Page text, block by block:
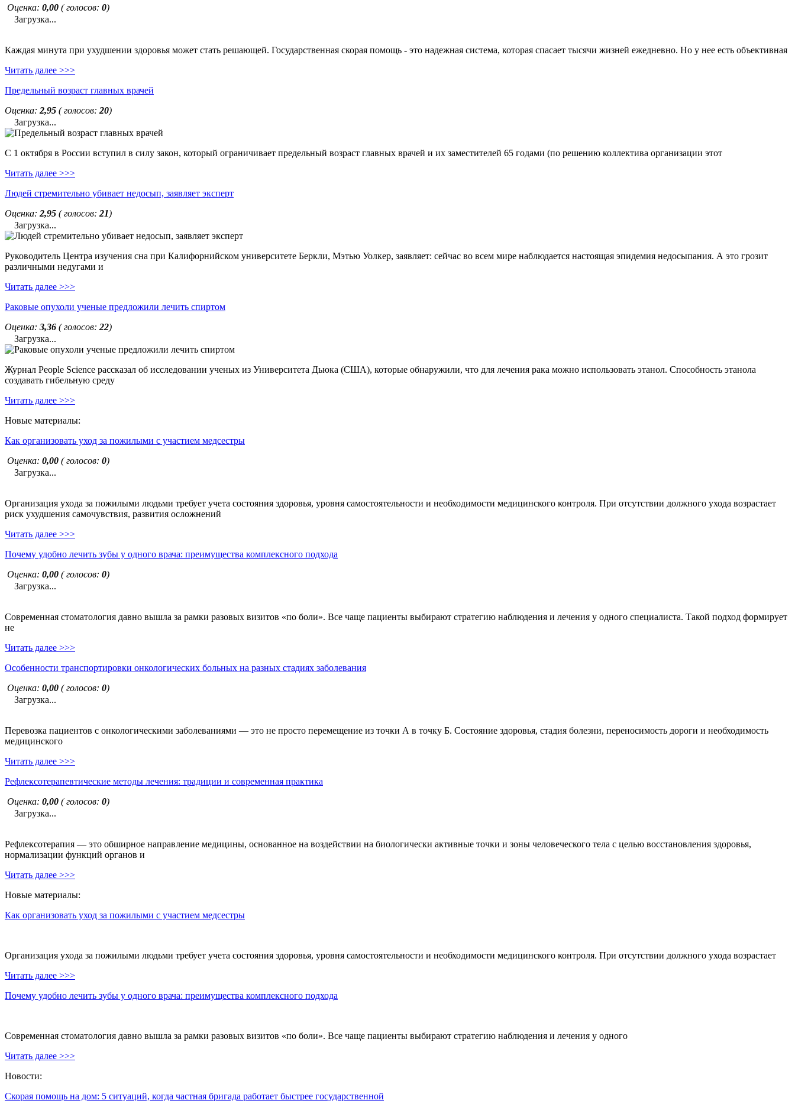
Оценка: 0,00 ( голосов: 0)
Загрузка...
Каждая минута при ухудшении здоровья может стать решающей. Государственная скорая помощь - это надежная система, которая спасает тысячи жизней ежедневно. Но у нее есть объективная
Читать далее >>>
Предельный возраст главных врачей
Оценка: 2,95 ( голосов: 20)
Загрузка...
С 1 октября в России вступил в силу закон, который ограничивает предельный возраст главных врачей и их заместителей 65 годами (по решению коллектива организации этот
Читать далее >>>
Людей стремительно убивает недосып, заявляет эксперт
Оценка: 2,95 ( голосов: 21)
Загрузка...
Руководитель Центра изучения сна при Калифорнийском университете Беркли, Мэтью Уолкер, заявляет: сейчас во всем мире наблюдается настоящая эпидемия недосыпания. А это грозит
различными недугами и
Читать далее >>>
Раковые опухоли ученые предложили лечить спиртом
Оценка: 3,36 ( голосов: 22)
Загрузка...
Журнал People Science рассказал об исследовании ученых из Университета Дьюка (США), которые обнаружили, что для лечения рака можно использовать этанол. Способность этанола
создавать гибельную среду
Читать далее >>>
Новые материалы:
Как организовать уход за пожилыми с участием медсестры
Оценка: 0,00 ( голосов: 0)
Загрузка...
Организация ухода за пожилыми людьми требует учета состояния здоровья, уровня самостоятельности и необходимости медицинского контроля. При отсутствии должного ухода возрастает
риск ухудшения самочувствия, развития осложнений
Читать далее >>>
Почему удобно лечить зубы у одного врача: преимущества комплексного подхода
Оценка: 0,00 ( голосов: 0)
Загрузка...
Современная стоматология давно вышла за рамки разовых визитов «по боли». Все чаще пациенты выбирают стратегию наблюдения и лечения у одного специалиста. Такой подход формирует
не
Читать далее >>>
Особенности транспортировки онкологических больных на разных стадиях заболевания
Оценка: 0,00 ( голосов: 0)
Загрузка...
Перевозка пациентов с онкологическими заболеваниями — это не просто перемещение из точки А в точку Б. Состояние здоровья, стадия болезни, переносимость дороги и необходимость
медицинского
Читать далее >>>
Рефлексотерапевтические методы лечения: традиции и современная практика
Оценка: 0,00 ( голосов: 0)
Загрузка...
Рефлексотерапия — это обширное направление медицины, основанное на воздействии на биологически активные точки и зоны человеческого тела с целью восстановления здоровья,
нормализации функций органов и
Читать далее >>>
Новые материалы:
Как организовать уход за пожилыми с участием медсестры
Организация ухода за пожилыми людьми требует учета состояния здоровья, уровня самостоятельности и необходимости медицинского контроля. При отсутствии должного ухода возрастает
Читать далее >>>
Почему удобно лечить зубы у одного врача: преимущества комплексного подхода
Современная стоматология давно вышла за рамки разовых визитов «по боли». Все чаще пациенты выбирают стратегию наблюдения и лечения у одного
Читать далее >>>
Новости:
Скорая помощь на дом: 5 ситуаций, когда частная бригада работает быстрее государственной